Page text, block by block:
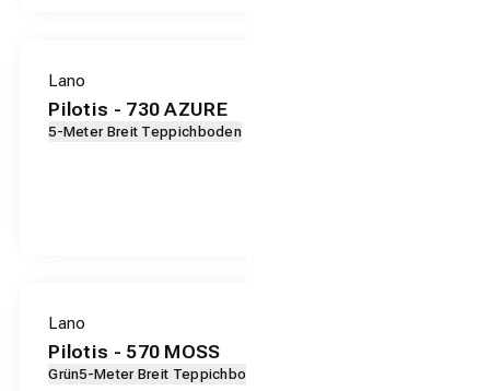
Lano
Pilotis - 730 AZURE
5-Meter Breit Teppichboden
Lano
Pilotis - 570 MOSS
Grün5-Meter Breit Teppichboden